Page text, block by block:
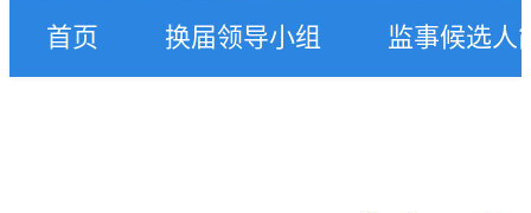
首页 换届领导小组 监事候选人